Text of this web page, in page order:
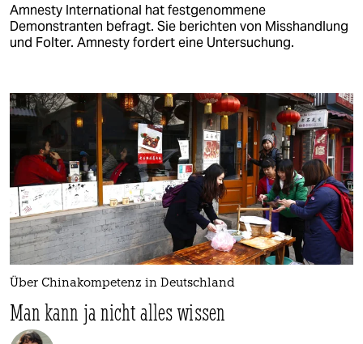
Amnesty International hat festgenommene
Demonstranten befragt. Sie berichten von Misshandlung
und Folter. Amnesty fordert eine Untersuchung.
Über Chinakompetenz in Deutschland
Man kann ja nicht alles wissen